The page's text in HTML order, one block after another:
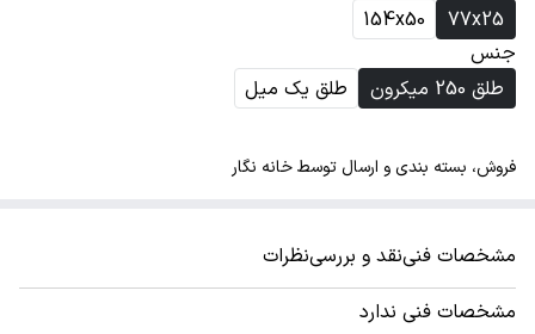
77x25
154x50
جنس
طلق 250 میکرون
طلق یک میل
فروش، بسته بندی و ارسال توسط خانه نگار
مشخصات فنینقد و بررسینظرات
مشخصات فنی ندارد